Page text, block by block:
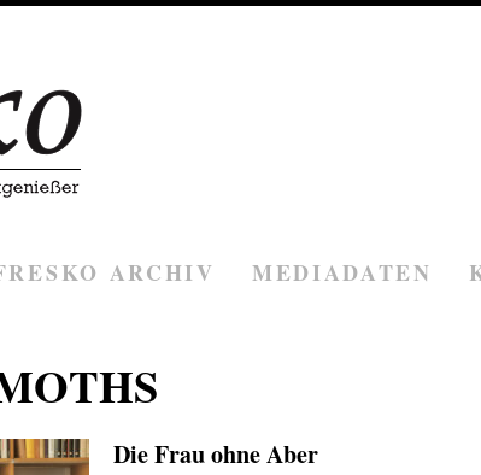
ARCHIV MEDIADATEN
Die Frau ohne Aber